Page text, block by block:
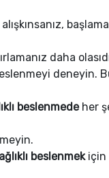
daha
deneyin.
beslenmedeher
beslenmekiçin